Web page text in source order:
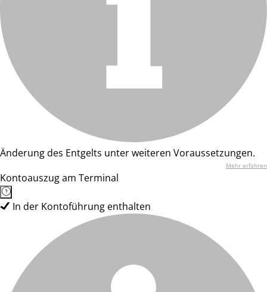
Änderung des Entgelts unter weiteren Voraussetzungen.
Mehr erfahren
Kontoauszug am Terminal
In der Kontoführung enthalten